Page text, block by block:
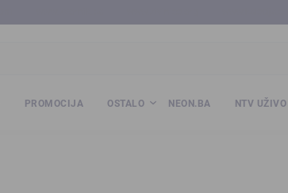
PROMOCIJA OSTALO NEON.BA NTV UŽIVO